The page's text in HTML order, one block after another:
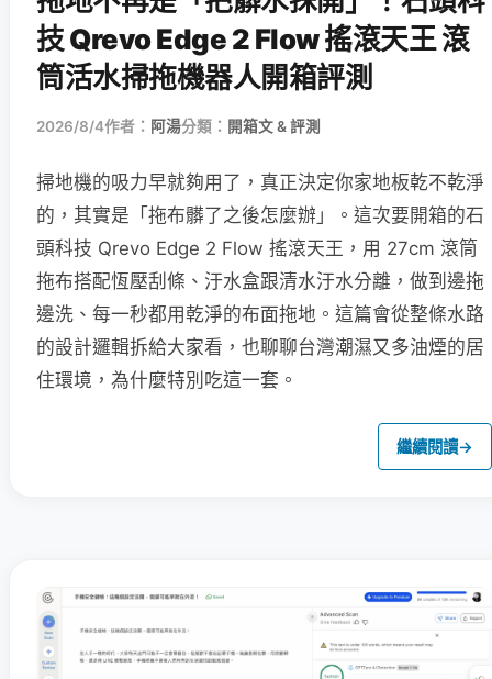
技 Qrevo Edge 2 Flow 搖滾天王 滾
筒活水掃拖機器人開箱評測
2026/8/4作者： 阿湯分類： 開箱文 & 評測
掃地機的吸力早就夠用了，真正決定你家地板乾不乾淨
的，其實是「拖布髒了之後怎麼辦」。這次要開箱的石
頭科技 Qrevo Edge 2 Flow 搖滾天王，用 27cm 滾筒
拖布搭配恆壓刮條、汙水盒跟清水汙水分離，做到邊拖
邊洗、每一秒都用乾淨的布面拖地。這篇會從整條水路
的設計邏輯拆給大家看，也聊聊台灣潮濕又多油煙的居
住環境，為什麼特別吃這一套。
繼續閱讀→